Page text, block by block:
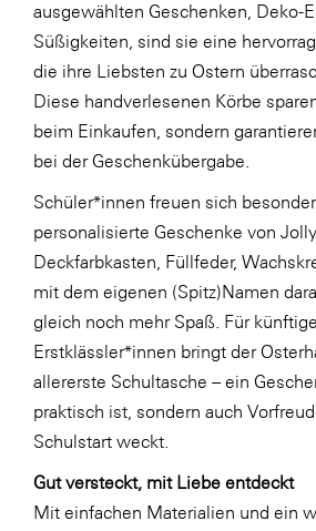
SeneCura
SERVICE&MORE
SKINUANCE®
Somfy
Sony DADC
SPIEGLTEC
STIHL Tirol
Trend Micro
TAG GmbH
VALETTA
Verband Druck Medien
Wirtschaftskammer Salzburg
WKS Fachgruppe
Fahrzeugtechnik
ausgewählten Geschenken, Deko-
Süßigkeiten, sind sie eine
die ihre Liebsten zu Ostern
Diese handverlesenen Körbe
beim Einkaufen, sondern
bei der Geschenkübergabe.
Schüler*innen freuen sich
personalisierte Geschenke von
Deckfarbkasten, Füllfeder,
mit dem eigenen (Spitz)Namen
gleich noch mehr Spaß. Für künftige
Erstklässler*innen bringt der
allererste Schultasche – ein
praktisch ist, sondern auch
Schulstart weckt.
Gut versteckt, mit Liebe entdeckt
Mit einfachen Materialien und ein